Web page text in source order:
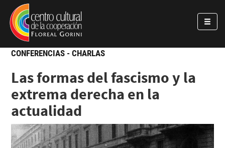
Pasar al contenido principal
Jump to main content
CONFERENCIAS - CHARLAS
Las formas del fascismo y la
extrema derecha en la
actualidad